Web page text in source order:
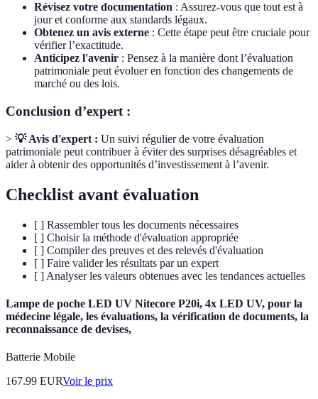
Révisez votre documentation : Assurez-vous que tout est à
jour et conforme aux standards légaux.
Obtenez un avis externe : Cette étape peut être cruciale pour
vérifier l’exactitude.
Anticipez l'avenir : Pensez à la manière dont l’évaluation
patrimoniale peut évoluer en fonction des changements de
marché ou des lois.
Conclusion d’expert :
> 💡 Avis d'expert : Un suivi régulier de votre évaluation
patrimoniale peut contribuer à éviter des surprises désagréables et
aider à obtenir des opportunités d’investissement à l’avenir.
Checklist avant évaluation
[ ] Rassembler tous les documents nécessaires
[ ] Choisir la méthode d'évaluation appropriée
[ ] Compiler des preuves et des relevés d'évaluation
[ ] Faire valider les résultats par un expert
[ ] Analyser les valeurs obtenues avec les tendances actuelles
Lampe de poche LED UV Nitecore P20i, 4x LED UV, pour la
médecine légale, les évaluations, la vérification de documents, la
reconnaissance de devises,
Batterie Mobile
167.99 EURVoir le prix